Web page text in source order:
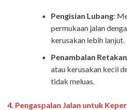
Pengisian Lubang:
permukaan jalan
kerusakan lebih lanjut.
Penambalan Retakan
atau kerusakan kecil
tidak meluas.
4. Pengaspalan Jalan untuk